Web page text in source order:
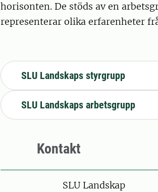
horisonten. De stöds av en
representerar olika erfarenheter
SLU Landskaps styrgrupp
SLU Landskaps arbetsgrupp
Kontakt
SLU Landskap